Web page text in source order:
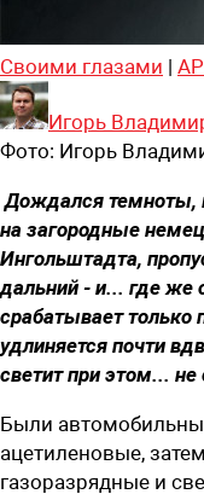
Своими глазами |
Игорь
Фото: Игорь
Дождался темноты,
на загородные
Ингольштадта,
дальний - и... где же
срабатывает только
удлиняется почти
светит при этом...
Были
ацетиленовые,
газоразрядные и